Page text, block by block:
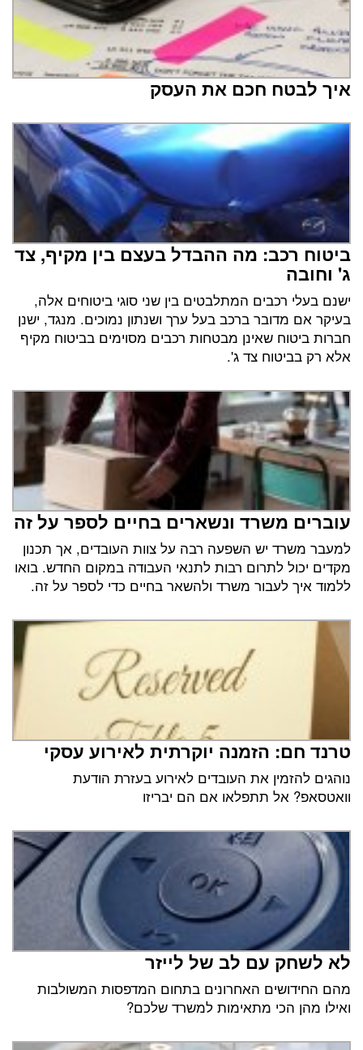
איך לבטח חכם את העסק
ביטוח רכב: מה ההבדל בעצם בין מקיף, צד
ג' וחובה
ישנם בעלי רכבים המתלבטים בין שני סוגי ביטוחים אלה,
בעיקר אם מדובר ברכב בעל ערך ושנתון נמוכים. מנגד, ישנן
חברות ביטוח שאינן מבטחות רכבים מסוימים בביטוח מקיף
אלא רק בביטוח צד ג'.
עוברים משרד ונשארים בחיים לספר על זה
למעבר משרד יש השפעה רבה על צוות העובדים, אך תכנון
מקדים יכול לתרום רבות לתנאי העבודה במקום החדש. בואו
ללמוד איך לעבור משרד ולהשאר בחיים כדי לספר על זה.
טרנד חם: הזמנה יוקרתית לאירוע עסקי
נוהגים להזמין את העובדים לאירוע בעזרת הודעת
וואטסאפ? אל תתפלאו אם הם יבריזו
לא לשחק עם לב של לייזר
מהם החידושים האחרונים בתחום המדפסות המשולבות
ואילו מהן הכי מתאימות למשרד שלכם?